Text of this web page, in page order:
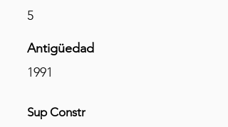
5
Antigüedad
1991
Sup Constr